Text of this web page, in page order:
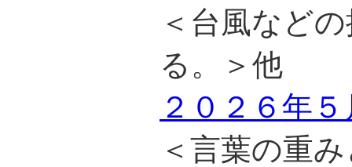
＜台風など
る。＞他
２０２６年
＜言葉の重